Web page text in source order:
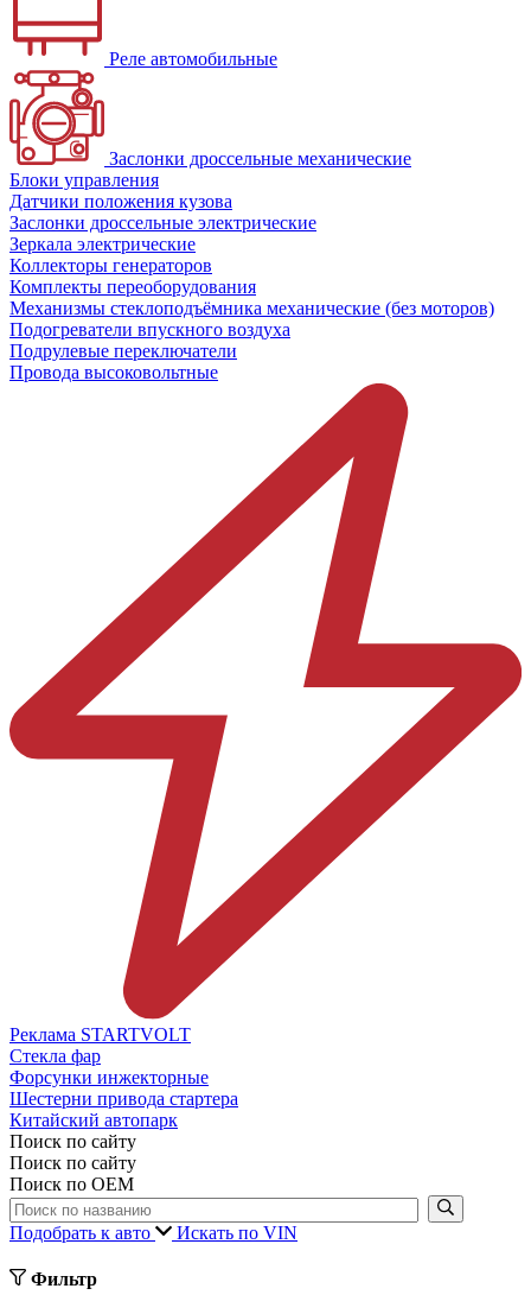
Реле автомобильные
Заслонки дроссельные механические
Блоки управления
Датчики положения кузова
Заслонки дроссельные электрические
Зеркала электрические
Коллекторы генераторов
Комплекты переоборудования
Механизмы стеклоподъёмника механические (без моторов)
Подогреватели впускного воздуха
Подрулевые переключатели
Провода высоковольтные
Реклама STARTVOLT
Стекла фар
Форсунки инжекторные
Шестерни привода стартера
Китайский автопарк
Поиск по сайту
Поиск по сайту
Поиск по ОЕМ
Подобрать к авто Искать по VIN
Фильтр